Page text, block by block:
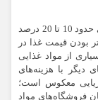
قیمت غذا در بهترین رستوران‌های کیش به‌صورت کلی حدود 10 تا 20 درصد
بودن قیمت غذا در
از مواد غذایی
دیگر با هزینه‌های
معکوس است؛
فروشگاه‌های مواد